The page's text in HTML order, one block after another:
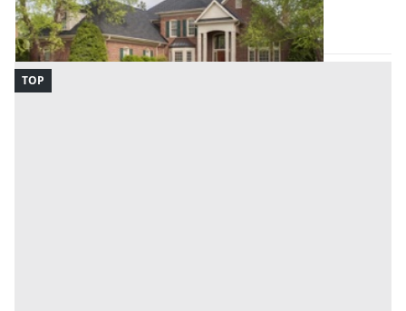
Codice asta:32bf5f4c
23/09/2026
TOP